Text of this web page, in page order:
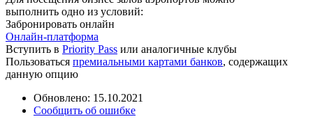
выполнить одно из условий:
Забронировать онлайн
Онлайн-платформа
Вступить в Priority Pass или аналогичные клубы
Пользоваться премиальными картами банков, содержащих
данную опцию
Обновлено: 15.10.2021
Сообщить об ошибке